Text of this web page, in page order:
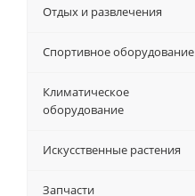
Отдых и развлечения
Спортивное оборудование
Климатическое
оборудование
Искусственные растения
Запчасти